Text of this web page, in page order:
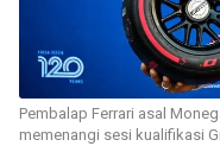
Pembalap Ferrari asal
memenangi sesi kualifikasi